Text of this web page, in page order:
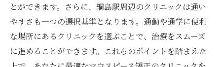
とができます。さらに、綱島駅周辺のクリニックは通い
やすさも一つの選択基準となります。通勤や通学に便利
な場所にあるクリニックを選ぶことで、治療をスムーズ
に進めることができます。これらのポイントを踏まえた